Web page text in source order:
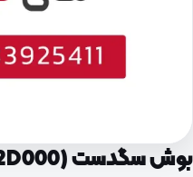
بوش سگدست (552272D000)